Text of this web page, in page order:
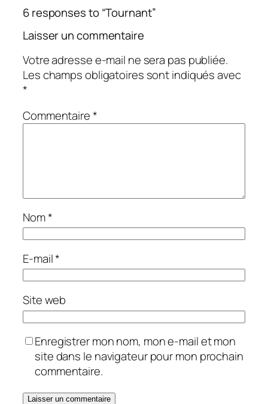
6 responses to “Tournant”
Laisser un commentaire
Votre adresse e-mail ne sera pas publiée.
Les champs obligatoires sont indiqués avec
*
Commentaire*
Nom*
E-mail*
Site web
Enregistrer mon nom, mon e-mail et mon
site dans le navigateur pour mon prochain
commentaire.